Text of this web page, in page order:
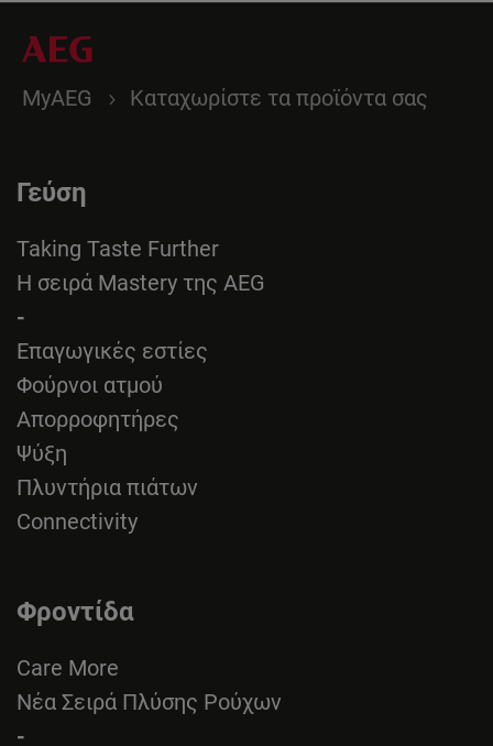
MyAEG Καταχωρίστε τα προϊόντα σας
Γεύση
Taking Taste Further
Η σειρά Mastery της AEG
-
Επαγωγικές εστίες
Φούρνοι ατμού
Απορροφητήρες
Ψύξη
Πλυντήρια πιάτων
Connectivity
Φροντίδα
Care More
Νέα Σειρά Πλύσης Ρούχων
-